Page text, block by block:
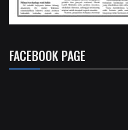
FACEBOOK PAGE